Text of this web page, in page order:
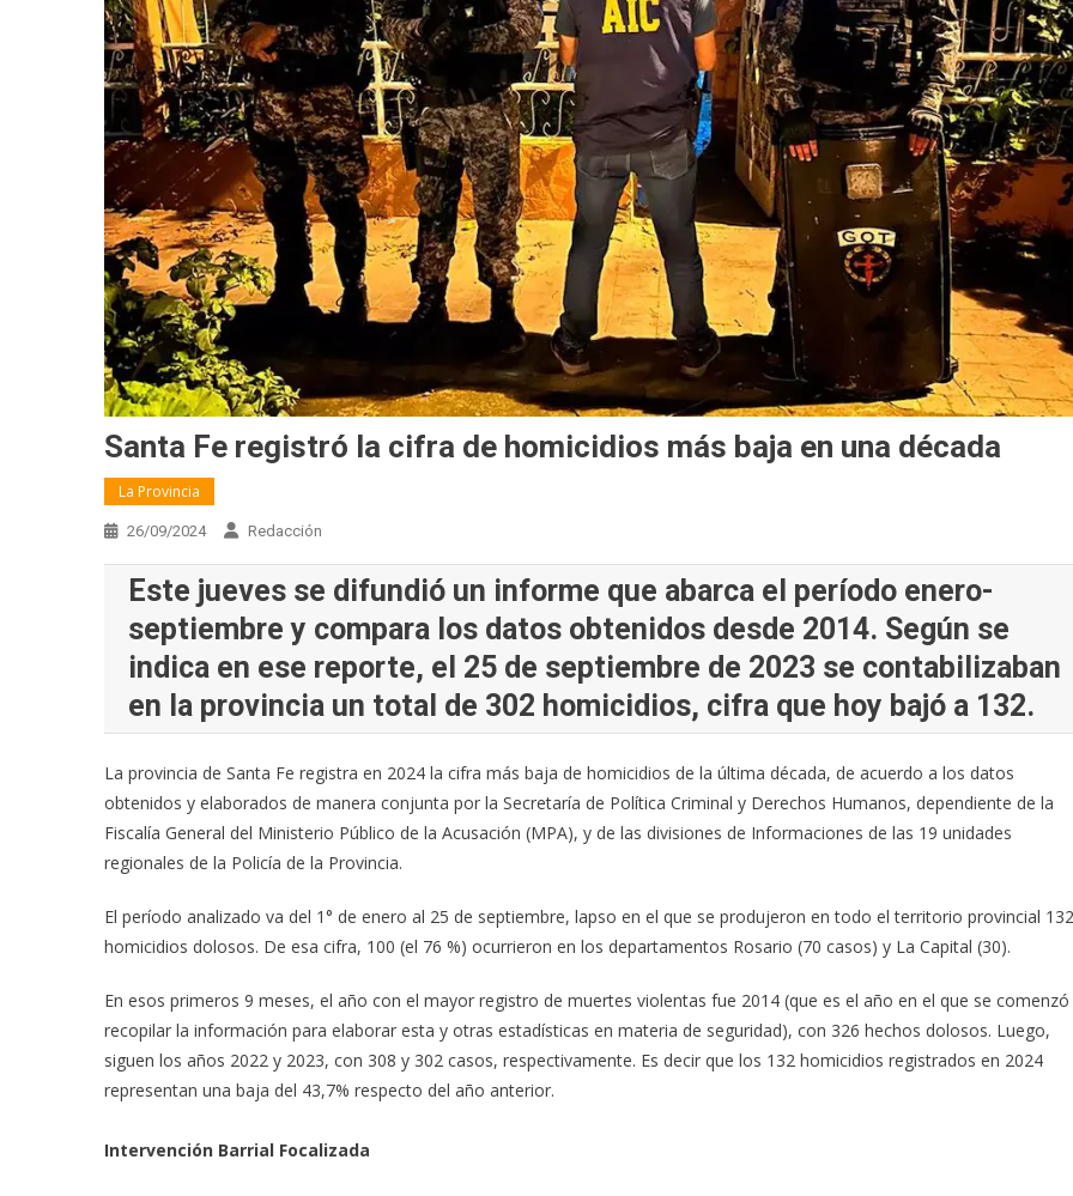
Santa Fe registró la cifra de homicidios más baja en una década
La Provincia
26/09/2024 Redacción
Este jueves se difundió un informe que abarca el período enero-
septiembre y compara los datos obtenidos desde 2014. Según se
indica en ese reporte, el 25 de septiembre de 2023 se contabilizaban
en la provincia un total de 302 homicidios, cifra que hoy bajó a 132.
La provincia de Santa Fe registra en 2024 la cifra más baja de homicidios de la última década, de acuerdo a los datos
obtenidos y elaborados de manera conjunta por la Secretaría de Política Criminal y Derechos Humanos, dependiente de la
Fiscalía General del Ministerio Público de la Acusación (MPA), y de las divisiones de Informaciones de las 19 unidades
regionales de la Policía de la Provincia.
El período analizado va del 1° de enero al 25 de septiembre, lapso en el que se produjeron en todo el territorio provincial 132
homicidios dolosos. De esa cifra, 100 (el 76 %) ocurrieron en los departamentos Rosario (70 casos) y La Capital (30).
En esos primeros 9 meses, el año con el mayor registro de muertes violentas fue 2014 (que es el año en el que se comenzó
recopilar la información para elaborar esta y otras estadísticas en materia de seguridad), con 326 hechos dolosos. Luego,
siguen los años 2022 y 2023, con 308 y 302 casos, respectivamente. Es decir que los 132 homicidios registrados en 2024
representan una baja del 43,7% respecto del año anterior.
Intervención Barrial Focalizada